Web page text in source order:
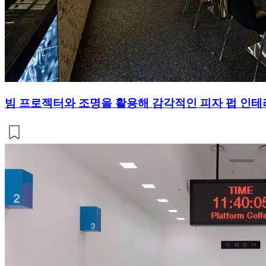
빔 프로젝터와 조명을 활용해 감각적인 피자 펍 인테